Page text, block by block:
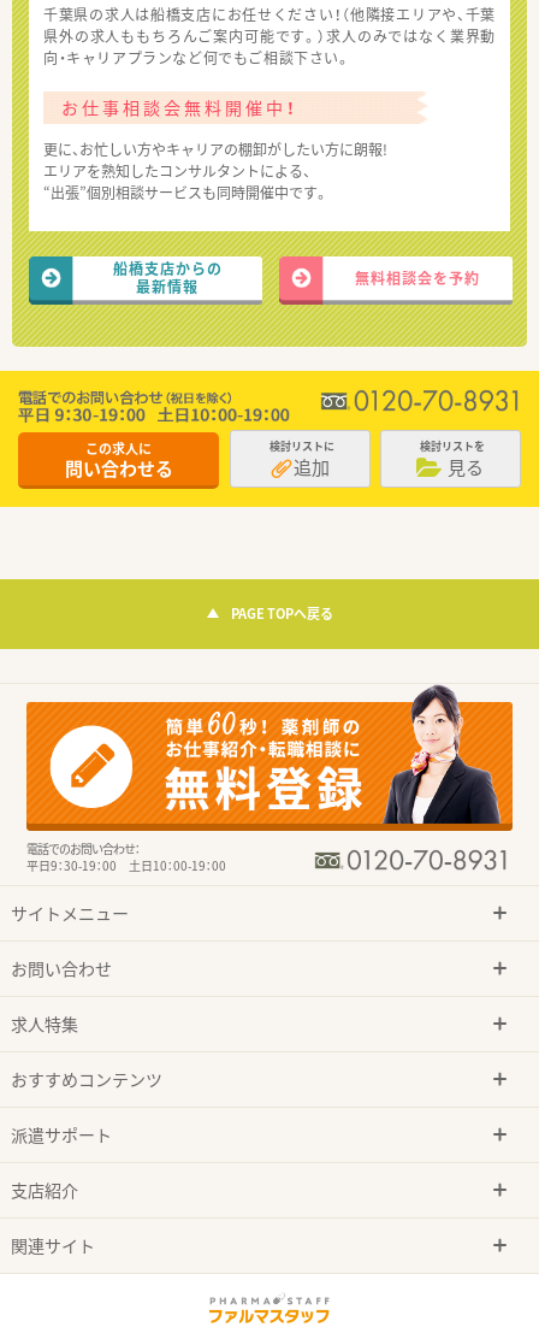
千葉県の求人は船橋支店にお任せください！（他隣接エリアや、千葉
県外の求人ももちろんご案内可能です。）求人のみではなく業界動
向・キャリアプランなど何でもご相談下さい。
お仕事相談会無料開催中！
更に、お忙しい方やキャリアの棚卸がしたい方に朗報!
エリアを熟知したコンサルタントによる、
“出張”個別相談サービスも同時開催中です。
船橋支店からの
最新情報
無料相談会を予約
この求人に
問い合わせる
検討リストに
追加
検討リストを
見る
PAGE TOPへ戻る
電話でのお問い合わせ：
平日9：30-19：00 土日10：00-19：00
サイトメニュー
お問い合わせ
求人特集
おすすめコンテンツ
派遣サポート
支店紹介
関連サイト